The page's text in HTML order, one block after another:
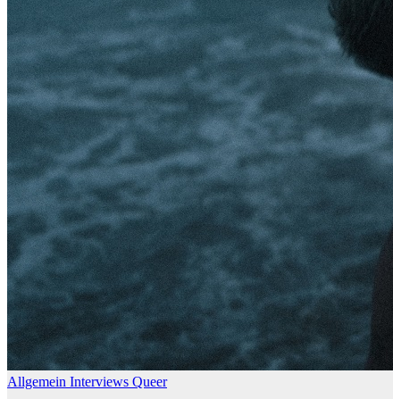
Allgemein Interviews Queer